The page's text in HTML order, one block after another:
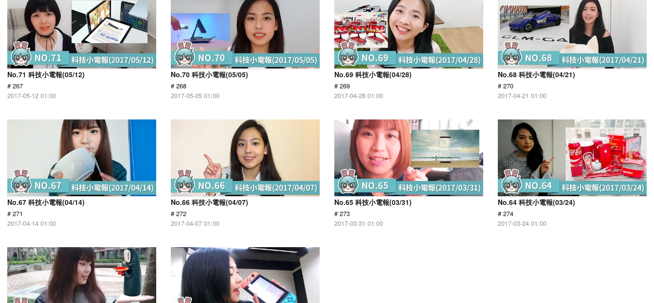
No.71 科技小電報(05/12)
# 267
2017-05-12 01:00
No.70 科技小電報(05/05)
# 268
2017-05-05 01:00
No.69 科技小電報(04/28)
# 269
2017-04-28 01:00
No.68 科技小電報(04/21)
# 270
2017-04-21 01:00
No.67 科技小電報(04/14)
# 271
2017-04-14 01:00
No.66 科技小電報(04/07)
# 272
2017-04-07 01:00
No.65 科技小電報(03/31)
# 273
2017-03-31 01:00
No.64 科技小電報(03/24)
# 274
2017-03-24 01:00